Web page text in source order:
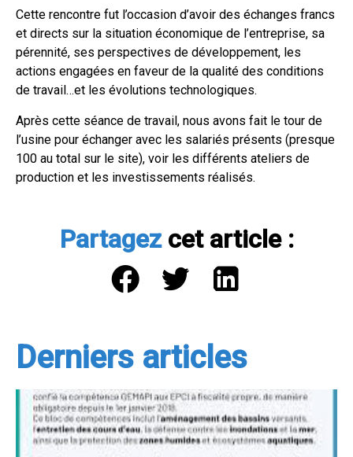
Cette rencontre fut l’occasion d’avoir des échanges francs
et directs sur la situation économique de l’entreprise, sa
pérennité, ses perspectives de développement, les
actions engagées en faveur de la qualité des conditions
de travail…et les évolutions technologiques.
Après cette séance de travail, nous avons fait le tour de
l’usine pour échanger avec les salariés présents (presque
100 au total sur le site), voir les différents ateliers de
production et les investissements réalisés.
Partagezcet article :
Derniers articles